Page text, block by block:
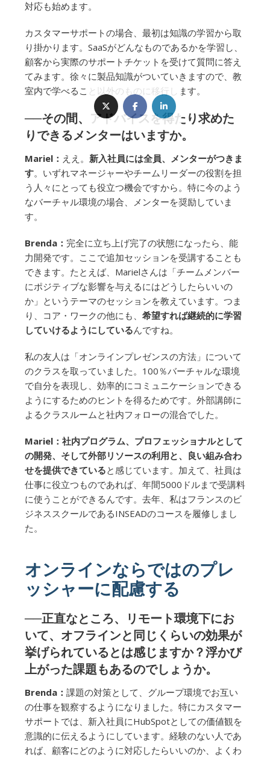
対応も始めます。
カスタマーサポートの場合、最初は知識の学習から取
り掛かります。SaaSがどんなものであるかを学習し、
顧客から実際のサポートチケットを受けて質問に答え
てみます。徐々に製品知識がついていきますので、教
室内で学べること以外のものに移行します。
──その間、アドバイスを得たり求めた
りできるメンターはいますか。
Mariel： ええ。 新入社員には全員、メンターがつきま
す。いずれマネージャーやチームリーダーの役割を担
う人々にとっても役立つ機会ですから。特に今のよう
なバーチャル環境の場合、メンターを奨励していま
す。
Brenda： 完全に立ち上げ完了の状態になったら、能
力開発です。ここで追加セッションを受講することも
できます。たとえば、Marielさんは「チームメンバー
にポジティブな影響を与えるにはどうしたらいいの
か」というテーマのセッションを教えています。つま
り、コア・ワークの他にも、 希望すれば継続的に学習
していけるようにしているんですね。
私の友人は「オンラインプレゼンスの方法」について
のクラスを取っていました。100％バーチャルな環境
で自分を表現し、効率的にコミュニケーションできる
ようにするためのヒントを得るためです。外部講師に
よるクラスルームと社内フォローの混合でした。
Mariel：社内プログラム、プロフェッショナルとして
の開発、そして外部リソースの利用と、良い組み合わ
せを提供できていると感じています。加えて、社員は
仕事に役立つものであれば、年間5000ドルまで受講料
に使うことができるんです。去年、私はフランスのビ
ジネススクールであるINSEADのコースを履修しまし
た。
オンラインならではのプレ
ッシャーに配慮する
──正直なところ、リモート環境下にお
いて、オフラインと同じくらいの効果が
挙げられているとは感じますか？浮かび
上がった課題もあるのでしょうか。
Brenda： 課題の対策として、グループ環境でお互い
の仕事を観察するようになりました。特にカスタマー
サポートでは、新入社員にHubSpotとしての価値観を
意識的に伝えるようにしています。経験のない人であ
れば、顧客にどのように対応したらいいのか、よくわ